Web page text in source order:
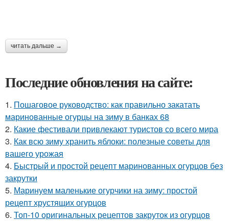
читать дальше →
Последние обновления на сайте:
1. Пошаговое руководство: как правильно закатать
маринованные огурцы на зиму в банках 68
2. Какие фестивали привлекают туристов со всего мира
3. Как всю зиму хранить яблоки: полезные советы для
вашего урожая
4. Быстрый и простой рецепт маринованных огурцов без
закрутки
5. Маринуем маленькие огурчики на зиму: простой
рецепт хрустящих огурцов
6. Топ-10 оригинальных рецептов закруток из огурцов